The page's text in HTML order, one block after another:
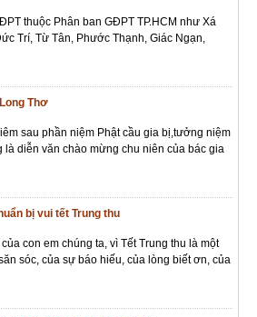
thuộc Phân ban GĐPT TP.HCM như Xá
Trí, Từ Tân, Phước Thạnh, Giác Ngạn,
Thơ
sau phần niệm Phật cầu gia bị,tưởng niệm
diễn văn chào mừng chu niên của bác gia
bị vui tết Trung thu
con em chúng ta, vì Tết Trung thu là một
sóc, của sự báo hiếu, của lòng biết ơn, của